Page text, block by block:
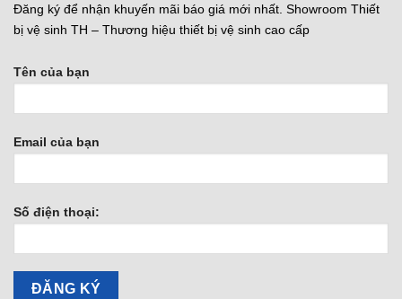
Đăng ký để nhận khuyến mãi báo giá mới nhất. Showroom Thiết
bị vệ sinh TH – Thương hiệu thiết bị vệ sinh cao cấp
Tên của bạn
Email của bạn
Số điện thoại: